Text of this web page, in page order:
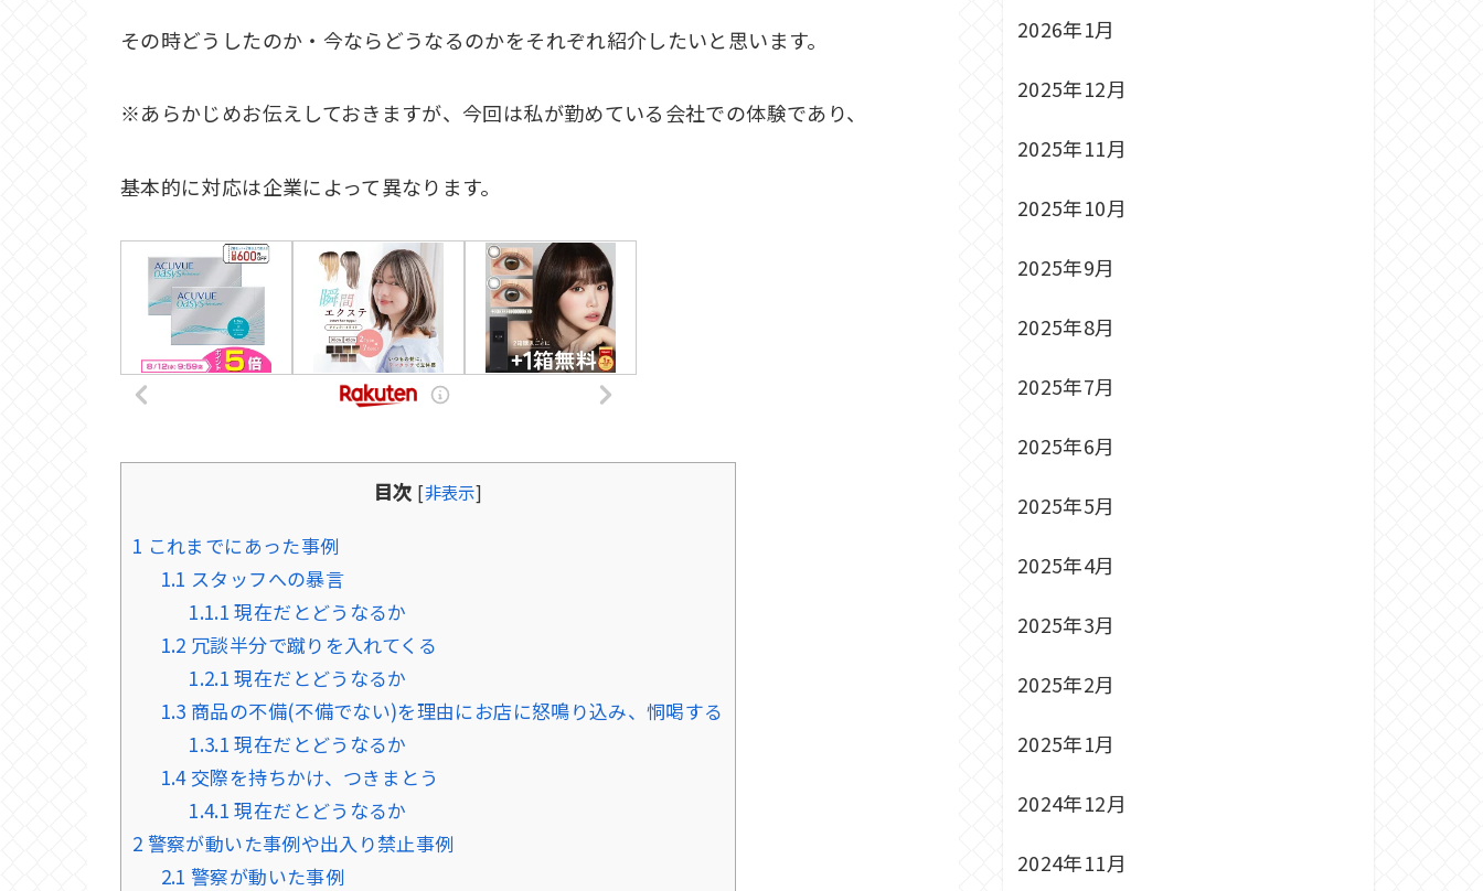
その時どうしたのか・今ならどうなるのかをそれぞれ紹介したいと思います。
※あらかじめお伝えしておきますが、今回は私が勤めている会社での体験であり、
基本的に対応は企業によって異なります。
目次 [非表示]
1 これまでにあった事例
1.1 スタッフへの暴言
1.1.1 現在だとどうなるか
1.2 冗談半分で蹴りを入れてくる
1.2.1 現在だとどうなるか
1.3 商品の不備(不備でない)を理由にお店に怒鳴り込み、恫喝する
1.3.1 現在だとどうなるか
1.4交際を持ちかけ、つきまとう
1.4.1 現在だとどうなるか
2 警察が動いた事例や出入り禁止事例
2.1 警察が動いた事例
2026年1月
2025年12月
2025年11月
2025年10月
2025年9月
2025年8月
2025年7月
2025年6月
2025年5月
2025年4月
2025年3月
2025年2月
2025年1月
2024年12月
2024年11月